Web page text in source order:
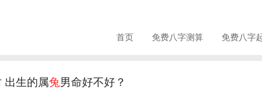
首页 免费八字测算 免费八字
出生的属兔男命好不好？